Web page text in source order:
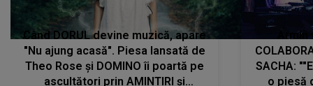
Când DORUL devine muzică, apare
"Nu ajung acasă". Piesa lansată de
Theo Rose și DOMINO îi poartă pe
ascultători prin AMINTIRI și
SACHA:
o piesă